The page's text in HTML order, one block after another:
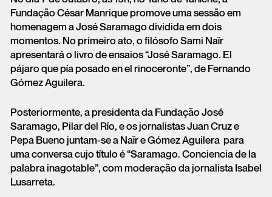
Fundação César Manrique promove uma sessão em
homenagem a José Saramago dividida em dois
momentos. No primeiro ato, o filósofo Sami Naïr
apresentará o livro de ensaios “José Saramago. El
pájaro que pía posado en el rinoceronte”, de Fernando
Gómez Aguilera.
Posteriormente, a presidenta da Fundação José
Saramago, Pilar del Río, e os jornalistas Juan Cruz e
Pepa Bueno juntam-se a Naïr e Gómez Aguilera para
uma conversa cujo título é “Saramago. Conciencia de la
palabra inagotable”, com moderação da jornalista Isabel
Lusarreta.